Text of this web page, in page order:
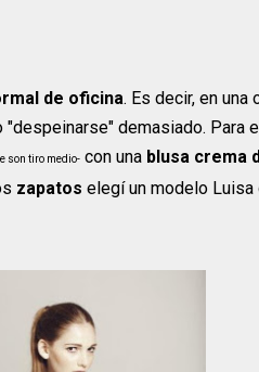
de oficina. Es decir, en
demasiado. Para
son tiro medio- con una blusa crema
zapatos elegí un modelo Luisa